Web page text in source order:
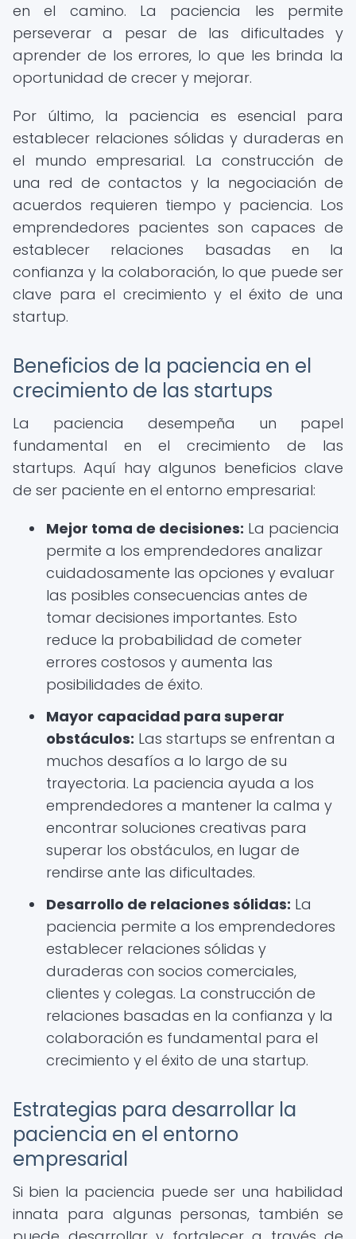
en el camino. La paciencia les permite
perseverar a pesar de las dificultades y
aprender de los errores, lo que les brinda la
oportunidad de crecer y mejorar.
Por último, la paciencia es esencial para
establecer relaciones sólidas y duraderas en
el mundo empresarial. La construcción de
una red de contactos y la negociación de
acuerdos requieren tiempo y paciencia. Los
emprendedores pacientes son capaces de
establecer relaciones basadas en la
confianza y la colaboración, lo que puede ser
clave para el crecimiento y el éxito de una
startup.
Beneficios de la paciencia en el
crecimiento de las startups
La paciencia desempeña un papel
fundamental en el crecimiento de las
startups. Aquí hay algunos beneficios clave
de ser paciente en el entorno empresarial:
Mejor toma de decisiones: La paciencia
permite a los emprendedores analizar
cuidadosamente las opciones y evaluar
las posibles consecuencias antes de
tomar decisiones importantes. Esto
reduce la probabilidad de cometer
errores costosos y aumenta las
posibilidades de éxito.
Mayor capacidad para superar
obstáculos: Las startups se enfrentan a
muchos desafíos a lo largo de su
trayectoria. La paciencia ayuda a los
emprendedores a mantener la calma y
encontrar soluciones creativas para
superar los obstáculos, en lugar de
rendirse ante las dificultades.
Desarrollo de relaciones sólidas: La
paciencia permite a los emprendedores
establecer relaciones sólidas y
duraderas con socios comerciales,
clientes y colegas. La construcción de
relaciones basadas en la confianza y la
colaboración es fundamental para el
crecimiento y el éxito de una startup.
Estrategias para desarrollar la
paciencia en el entorno
empresarial
Si bien la paciencia puede ser una habilidad
innata para algunas personas, también se